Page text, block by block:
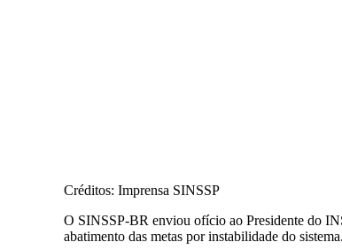
Créditos: Imprensa SINSSP
O SINSSP-BR enviou ofício ao Presidente do
abatimento das metas por instabilidade do sistema.